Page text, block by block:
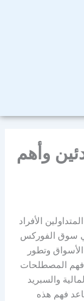
وأهم
الأفراد
سوق الفوركس
وتطور
فهم المصطلحات
والسبريد
فهم هذه